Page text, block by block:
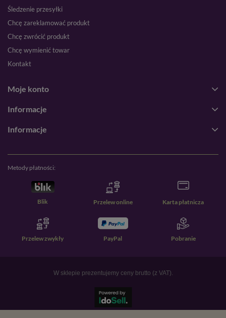
Śledzenie przesyłki
Chcę zareklamować produkt
Chcę zwrócić produkt
Chcę wymienić towar
Kontakt
Moje konto
Informacje
Informacje
Metody płatności:
Blik Przelew online Karta płatnicza
Przelew zwykły PayPal Pobranie
W sklepie prezentujemy ceny brutto (z VAT).